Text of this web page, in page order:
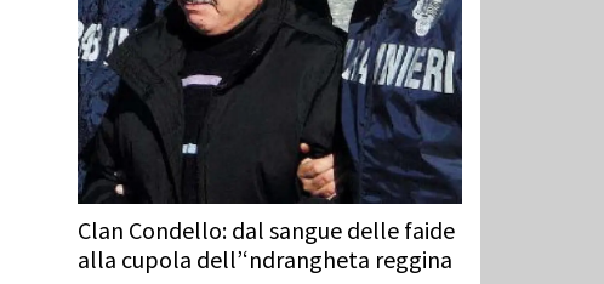
Clan Condello: dal sangue delle faide
alla cupola dell’‘ndrangheta reggina